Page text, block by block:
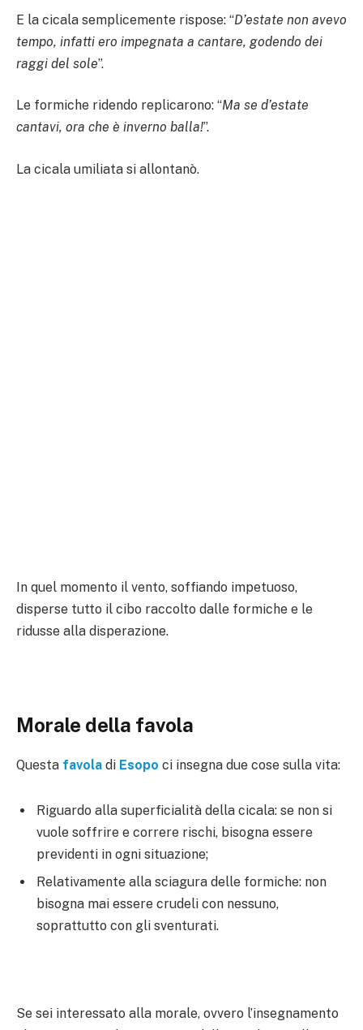
E la cicala semplicemente rispose: “D’estate non avevo
tempo, infatti ero impegnata a cantare, godendo dei
raggi del sole”.
Le formiche ridendo replicarono: “Ma se d’estate
cantavi, ora che è inverno balla!”.
La cicala umiliata si allontanò.
In quel momento il vento, soffiando impetuoso,
disperse tutto il cibo raccolto dalle formiche e le
ridusse alla disperazione.
Morale della favola
Questa favola di Esopo ci insegna due cose sulla vita:
Riguardo alla superficialità della cicala: se non si
vuole soffrire e correre rischi, bisogna essere
previdenti in ogni situazione;
Relativamente alla sciagura delle formiche: non
bisogna mai essere crudeli con nessuno,
soprattutto con gli sventurati.
Se sei interessato alla morale, ovvero l’insegnamento